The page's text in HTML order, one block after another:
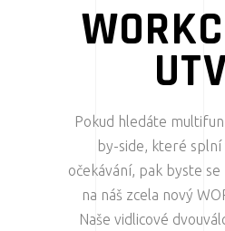
Pokud hledáte
by-side, které splní
očekávání, pak byste
na náš zcela nový
Naše vidlicové